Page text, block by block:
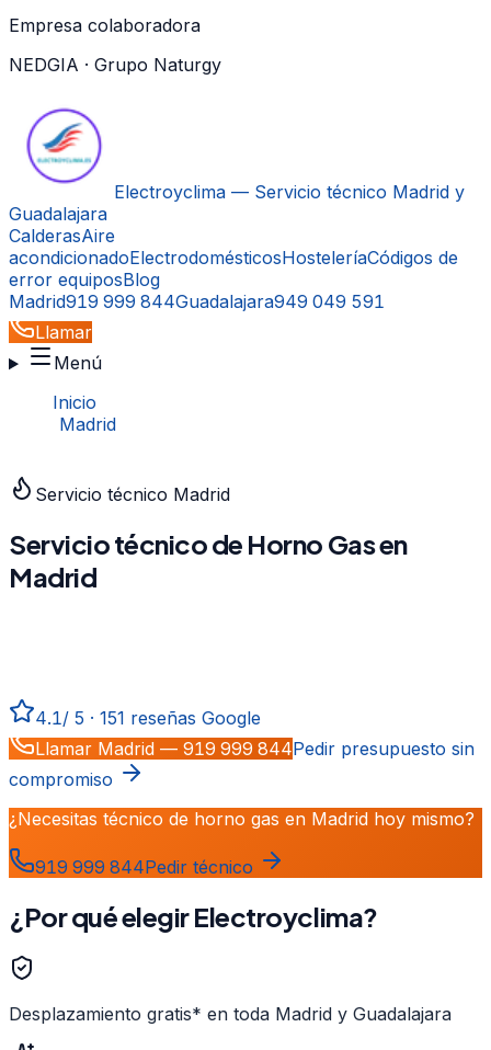
Empresa colaboradora
NEDGIA · Grupo Naturgy
Electroyclima — Servicio técnico Madrid y
Guadalajara
CalderasAire
acondicionadoElectrodomésticosHosteleríaCódigos de
error equiposBlog
Madrid919 999 844Guadalajara949 049 591
Llamar
Menú
Inicio
Madrid
Servicio técnico Madrid
Servicio técnico de Horno Gasen
Madrid
4.1/ 5 · 151 reseñas Google
Llamar Madrid — 919 999 844Pedir presupuesto sin
compromiso
¿Necesitas técnico de horno gas en Madrid hoy mismo?
919 999 844Pedir técnico
¿Por qué elegir Electroyclima?
Desplazamiento gratis* en toda Madrid y Guadalajara